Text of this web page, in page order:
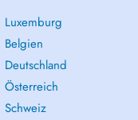
Luxemburg
Belgien
Deutschland
Österreich
Schweiz